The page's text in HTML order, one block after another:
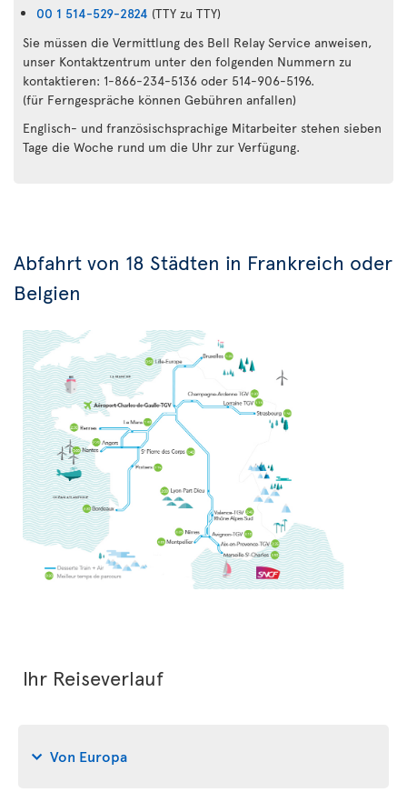
00 1 514-529-2824 (TTY zu TTY)
Sie müssen die Vermittlung des Bell Relay Service anweisen,
unser Kontaktzentrum unter den folgenden Nummern zu
kontaktieren: 1-866-234-5136 oder 514-906-5196.
(für Ferngespräche können Gebühren anfallen)
Englisch- und französischsprachige Mitarbeiter stehen sieben
Tage die Woche rund um die Uhr zur Verfügung.
Abfahrt von 18 Städten in Frankreich oder
Belgien
Ihr Reiseverlauf
Von Europa